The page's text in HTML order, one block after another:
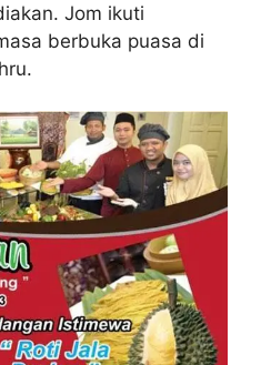
Jom ikuti
berbuka puasa di